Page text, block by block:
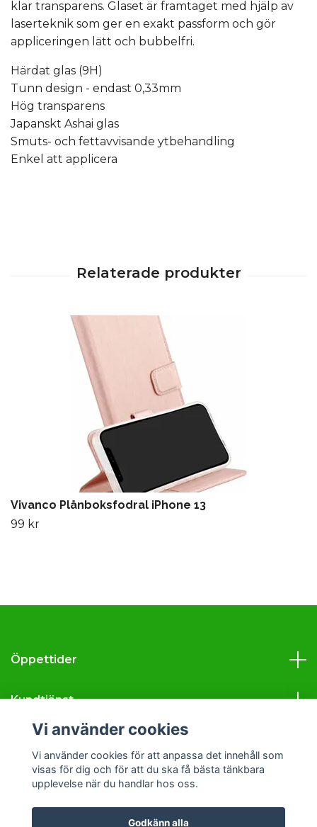
klar transparens. Glaset är framtaget med hjälp av
laserteknik som ger en exakt passform och gör
appliceringen lätt och bubbelfri.
Härdat glas (9H)
Tunn design - endast 0,33mm
Hög transparens
Japanskt Ashai glas
Smuts- och fettavvisande ytbehandling
Enkel att applicera
Vivanco Plånboksfodral iPhone 13
99 kr
Öppettider
Kundtjänst
Läs mer
Sociala medier
Vi använder cookies
Vi använder cookies för att anpassa det innehåll som
visas för dig och för att du ska få bästa tänkbara
upplevelse när du handlar hos oss.
Godkänn alla